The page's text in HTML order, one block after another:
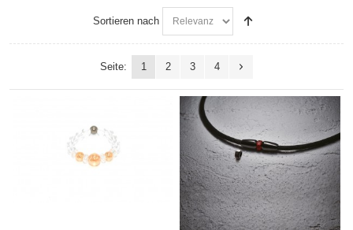
Sortieren nach
Seite: 1 2 3 4